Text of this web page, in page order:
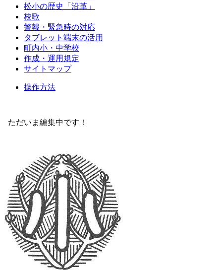
松小の歴史「沿革」
校歌
警報・緊急時の対応
タブレット端末の活用
町内小・中学校
作成・運用規定
サイトマップ
操作方法
ただいま編集中です！